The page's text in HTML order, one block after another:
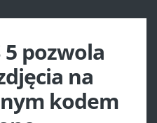
5 pozwola
na
kodem